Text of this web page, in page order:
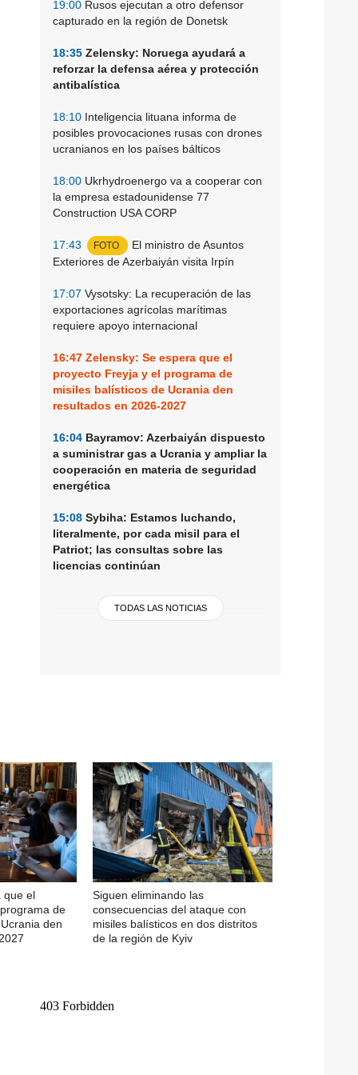
19:00 Rusos ejecutan a otro defensor
capturado en la región de Donetsk
18:35 Zelensky: Noruega ayudará a
reforzar la defensa aérea y protección
antibalística
18:10 Inteligencia lituana informa de
posibles provocaciones rusas con drones
ucranianos en los países bálticos
18:00 Ukrhydroenergo va a cooperar con
la empresa estadounidense 77
Construction USA CORP
17:43 FOTO
El ministro de Asuntos
Exteriores de Azerbaiyán visita Irpín
17:07 Vysotsky: La recuperación de las
exportaciones agrícolas marítimas
requiere apoyo internacional
16:47 Zelensky: Se espera que el
proyecto Freyja y el programa de
misiles balísticos de Ucrania den
resultados en 2026-2027
16:04 Bayramov: Azerbaiyán dispuesto
a suministrar gas a Ucrania y ampliar la
cooperación en materia de seguridad
energética
15:08 Sybiha: Estamos luchando,
literalmente, por cada misil para el
Patriot; las consultas sobre las
licencias continúan
TODAS LAS NOTICIAS
que el
de
den
Siguen eliminando las
consecuencias del ataque con
misiles balísticos en dos distritos
de la región de Kyiv